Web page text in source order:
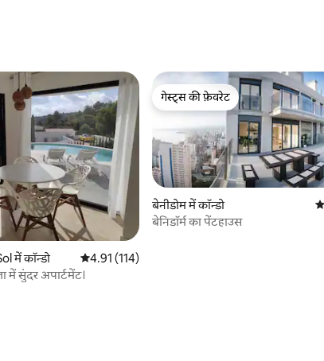
में कॉन्डो औसत रेटिंग 5 में से 4.91, 114 समीक्षाएँ
4.91 (114)
सुंदर अपार्टमेंट।
गेस्ट्स की फ़ेवरेट
गेस्ट्स की फ़ेवरेट
बेनीडोम में कॉन्डो
बेनिडॉर्म का पेंटहाउस